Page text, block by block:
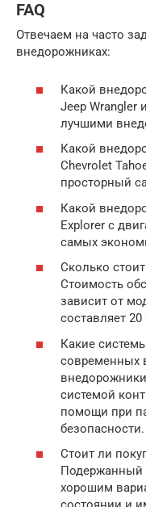
FAQ
Отвечаем на часто
внедорожниках:
Какой
Jeep Wrangler
лучшими
Какой
Chevrolet
просторный
Какой
Explorer с
самых
Сколько
Стоимость
зависит от
составляет
Какие
современных
системой
помощи при
безопасности.
Стоит ли
Подержанный
хорошим